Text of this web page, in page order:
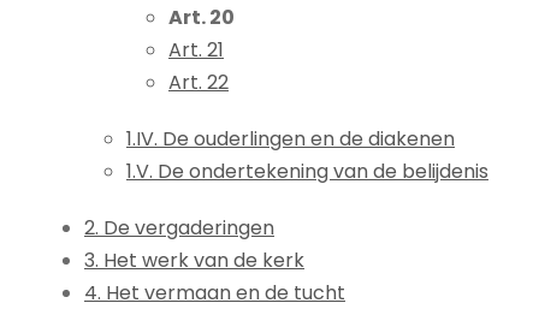
Art. 20
Art. 21
Art. 22
1.IV. De ouderlingen en de diakenen
1.V. De ondertekening van de belijdenis
2. De vergaderingen
3. Het werk van de kerk
4. Het vermaan en de tucht